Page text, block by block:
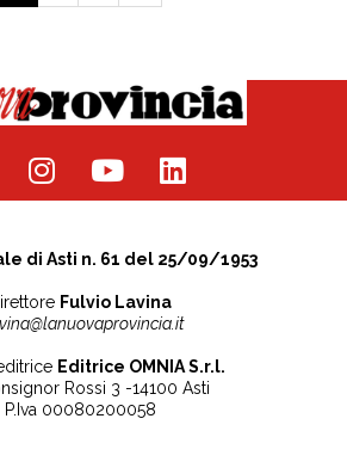
di Asti n. 61 del 25/09/1953
Fulvio Lavina
Editrice OMNIA S.r.l.
Rossi 3 -14100 Asti
P.Iva 00080200058